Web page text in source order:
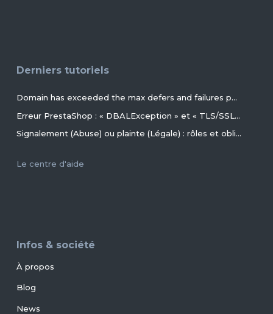
Derniers tutoriels
Domain has exceeded the max defers and failures per hour (5/5 (100%)) allowed. Message discarded.
Erreur PrestaShop : « DBALException » et « TLS/SSL invalid directory » avec MariaDB 11.4+ en 2026+
Signalement (Abuse) ou plainte (Légale) : rôles et obligations des parties, conseils et procédures ?
Le centre d'aide
Infos & société
À propos
Blog
News